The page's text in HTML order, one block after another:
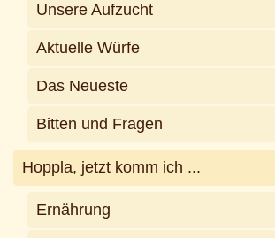
Unsere Aufzucht
Aktuelle Würfe
Das Neueste
Bitten und Fragen
Hoppla, jetzt komm ich ...
Ernährung